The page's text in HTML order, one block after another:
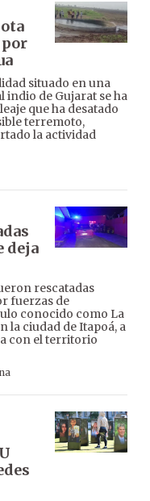
situado en una
indio de Gujarat se ha
que ha desatado
terremoto,
la actividad
deja
rescatadas
fuerzas de
conocido como La
la ciudad de Itapoá, a
con el territorio